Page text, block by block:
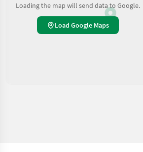
Loading the map will send data to Google.
Load Google Maps